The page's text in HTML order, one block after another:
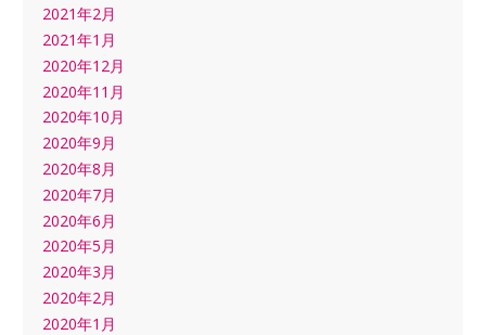
2021年2月
2021年1月
2020年12月
2020年11月
2020年10月
2020年9月
2020年8月
2020年7月
2020年6月
2020年5月
2020年3月
2020年2月
2020年1月